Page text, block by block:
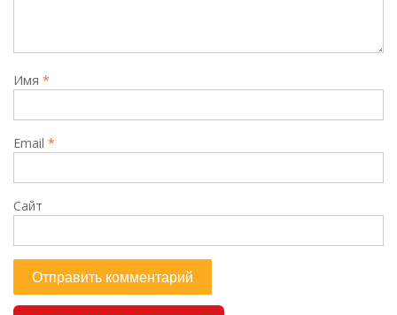
Имя *
Email *
Сайт